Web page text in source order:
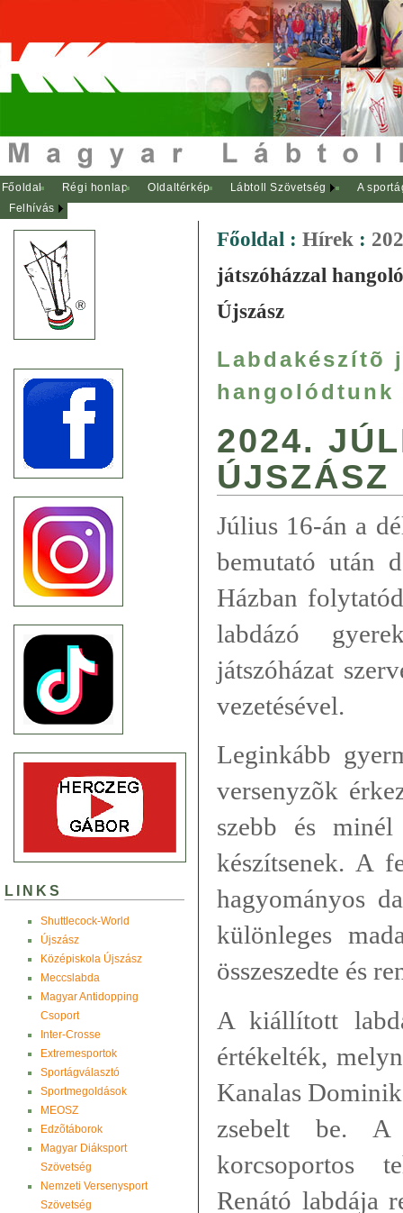
Főoldal Régi honlap Oldaltérkép Lábtoll Szövetség
A
Felhívás
LINKS
Shuttlecock-World
Újszász
Középiskola Újszász
Meccslabda
Magyar Antidopping
Csoport
Inter-Crosse
Extremesportok
Sportágválasztó
Sportmegoldások
MEOSZ
Edzõtáborok
Magyar Diáksport
Szövetség
Nemzeti Versenysport
Szövetség
Főoldal : Hírek :
játszóházzal
Újszász
Labdakészítõ
hangolódtunk
2024.
ÚJSZÁSZ
Július 16-án a
bemutató után
Házban
labdázó
játszóházat
vezetésével.
Leginkább
versenyzõk
szebb és
készítsenek. A
hagyományos
különleges
összeszedte és
A kiállított
értékelték,
Kanalas
zsebelt be. A
korcsoportos
Renátó labdája